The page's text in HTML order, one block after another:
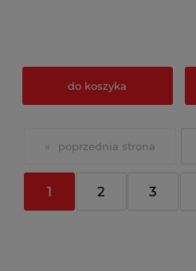
do koszyka
«
1 2 3